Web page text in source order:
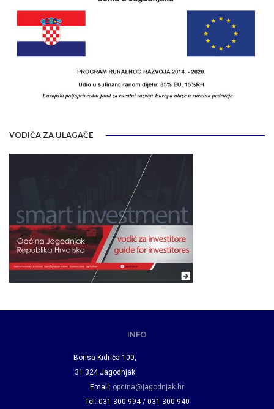
VODIČA ZA ULAGAČE
INFO
Borisa Kidriča 100,
31 324 Jagodnjak
Email: opcina@jagodnjak.hr
Tel: 031 300 994 / 031 300 940